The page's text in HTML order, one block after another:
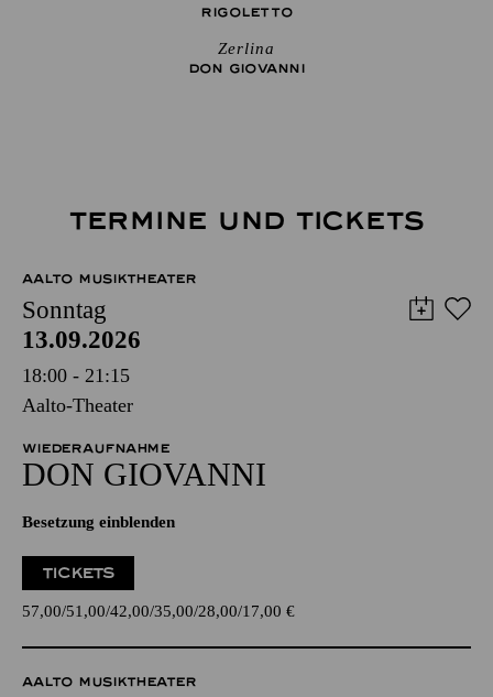
RIGO­LETTO
Zerlina
DON GIO­VANNI
TERMINE UND TICKETS
AALTO MUSIKTHEATER
Sonntag
13.09.2026
18:00 - 21:15
Aalto-Theater
WIEDERAUFNAHME
DON GIO­VANNI
Besetzung einblenden
TICKETS
57,00 51,00 42,00 35,00 28,00 17,00 €
AALTO MUSIKTHEATER